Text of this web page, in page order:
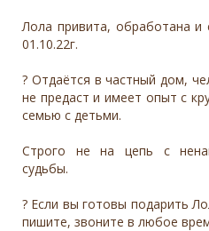
Лола привита, обработана и
01.10.22г.
? Отдаётся в частный дом,
не предаст и имеет опыт с
семью с детьми.
Строго не на цепь с
судьбы.
? Если вы готовы подарить
пишите, звоните в любое